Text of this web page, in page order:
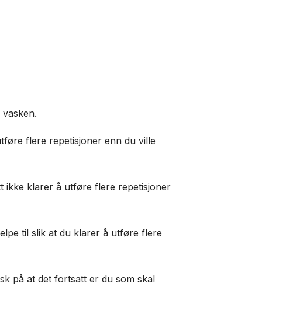
flere repetisjoner enn du ville
ikke klarer å utføre flere repetisjoner
til slik at du klarer å utføre flere
på at det fortsatt er du som skal